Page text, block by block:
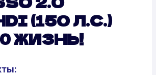
(150 Л.С.)
ЖИЗНЬ!